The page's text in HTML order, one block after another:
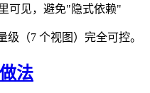
可见，避免"隐式依赖"
级（7 个视图）完全可控。
法